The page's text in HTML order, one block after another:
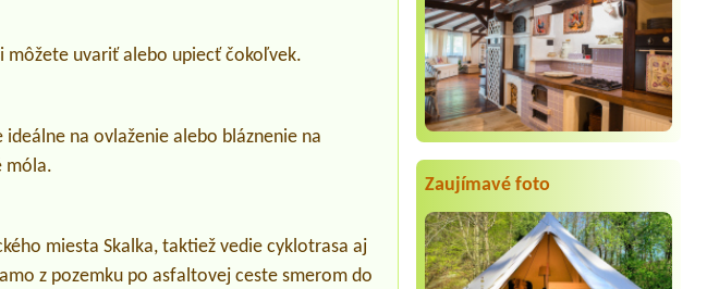
Zaujímavé foto
môžete uvariť alebo upiecť čokoľvek.
na ovlaženie alebo bláznenie na
móla.
miesta Skalka, taktiež vedie cyklotrasa aj
z pozemku po asfaltovej ceste smerom do